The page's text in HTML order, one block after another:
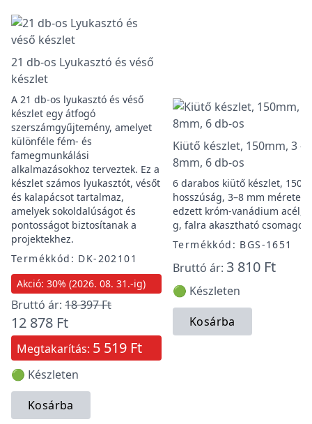
21 db-os Lyukasztó és véső
készlet
A 21 db-os lyukasztó és véső
készlet egy átfogó
szerszámgyűjtemény, amelyet
különféle fém- és
famegmunkálási
alkalmazásokhoz terveztek. Ez a
készlet számos lyukasztót, vésőt
és kalapácsot tartalmaz,
amelyek sokoldalúságot és
pontosságot biztosítanak a
projektekhez.
Termékkód: DK-202101
Akció: 30% (2026. 08. 31.-ig)
Bruttó ár: 18 397 Ft
12 878 Ft
Megtakarítás: 5 519 Ft
🟢 Készleten
Kosárba
Kiütő készlet, 150mm, 3 -
8mm, 6 db-os
6 darabos kiütő készlet, 150
hosszúság, 3–8 mm méretek,
edzett króm-vanádium acél,
g, falra akasztható
Termékkód: BGS-1651
Bruttó ár: 3 810 Ft
🟢 Készleten
Kosárba